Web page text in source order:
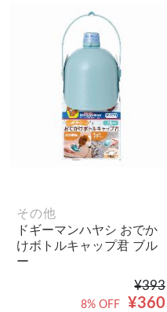
その他
ドギーマンハヤシ おでか
けボトルキャップ君 ブル
ー
¥393
¥360
8% OFF